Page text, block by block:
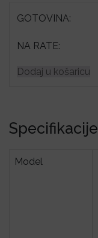
GOTOVINA:
NA RATE:
Dodaj u košaricu
Specifikacije
Model